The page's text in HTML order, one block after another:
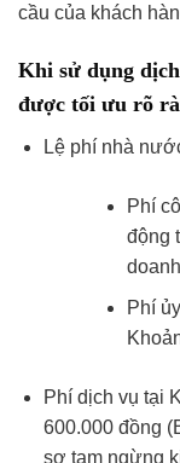
cầu của khách
Khi sử dụng
được tối ưu rõ
Lệ phí nhà
Phí
động
Phí
Phí dịch vụ tại
600.000 đồng
sơ tạm ngừng